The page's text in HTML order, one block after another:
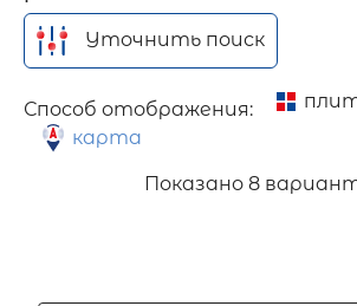
Уточнить поиск
Способ отображения:
карта
Показано 8